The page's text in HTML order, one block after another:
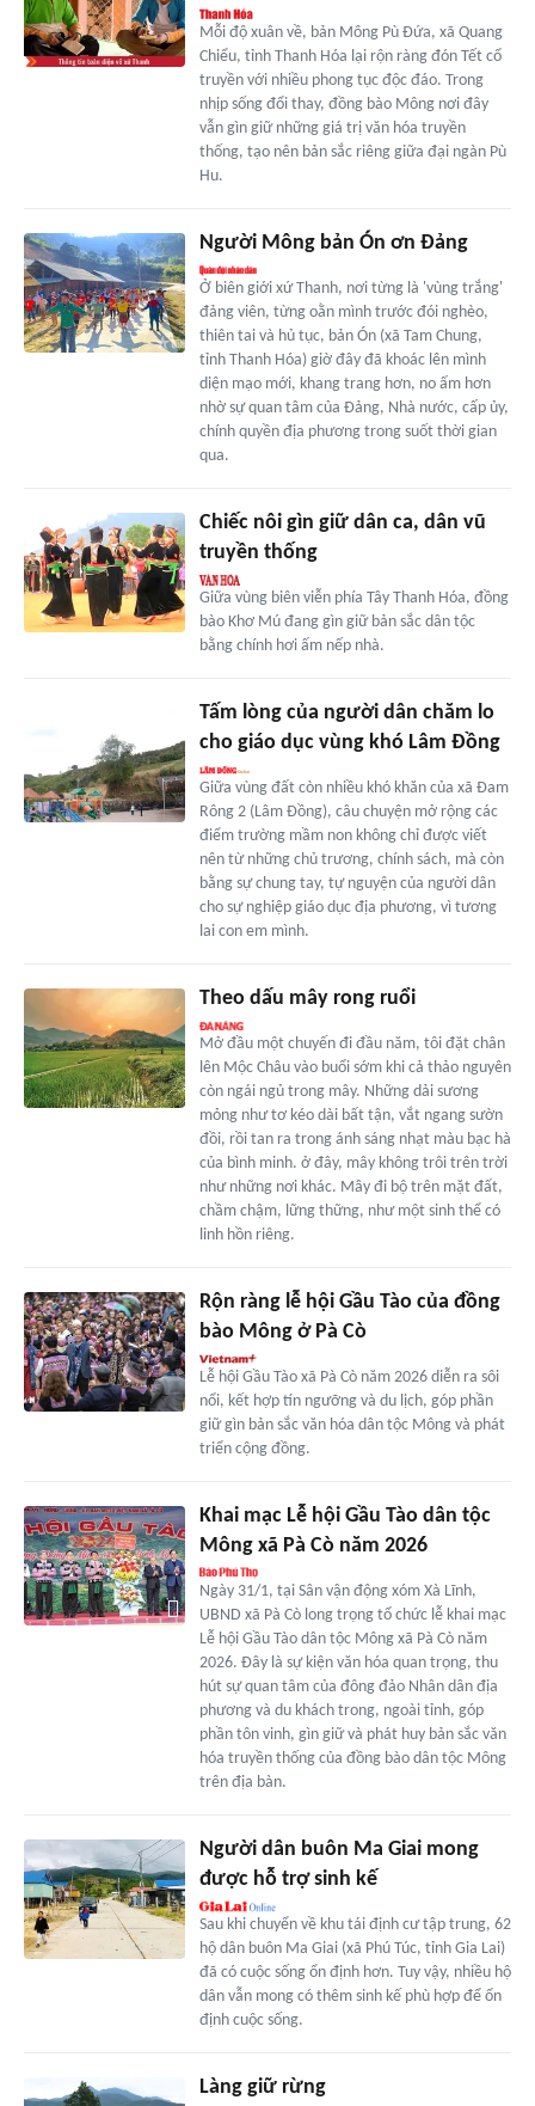
Mỗi độ xuân về, bản Mông Pù Đứa, xã Quang
Chiểu, tỉnh Thanh Hóa lại rộn ràng đón Tết cổ
truyền với nhiều phong tục độc đáo. Trong
nhịp sống đổi thay, đồng bào Mông nơi đây
vẫn gìn giữ những giá trị văn hóa truyền
thống, tạo nên bản sắc riêng giữa đại ngàn Pù
Hu.
Người Mông bản Ón ơn Đảng
Ở biên giới xứ Thanh, nơi từng là 'vùng trắng'
đảng viên, từng oằn mình trước đói nghèo,
thiên tai và hủ tục, bản Ón (xã Tam Chung,
tỉnh Thanh Hóa) giờ đây đã khoác lên mình
diện mạo mới, khang trang hơn, no ấm hơn
nhờ sự quan tâm của Đảng, Nhà nước, cấp ủy,
chính quyền địa phương trong suốt thời gian
qua.
Chiếc nôi gìn giữ dân ca, dân vũ
truyền thống
Giữa vùng biên viễn phía Tây Thanh Hóa, đồng
bào Khơ Mú đang gìn giữ bản sắc dân tộc
bằng chính hơi ấm nếp nhà.
Tấm lòng của người dân chăm lo
cho giáo dục vùng khó Lâm Đồng
Giữa vùng đất còn nhiều khó khăn của xã Đam
Rông 2 (Lâm Đồng), câu chuyện mở rộng các
điểm trường mầm non không chỉ được viết
nên từ những chủ trương, chính sách, mà còn
bằng sự chung tay, tự nguyện của người dân
cho sự nghiệp giáo dục địa phương, vì tương
lai con em mình.
Theo dấu mây rong ruổi
Mở đầu một chuyến đi đầu năm, tôi đặt chân
lên Mộc Châu vào buổi sớm khi cả thảo nguyên
còn ngái ngủ trong mây. Những dải sương
mỏng như tơ kéo dài bất tận, vắt ngang sườn
đồi, rồi tan ra trong ánh sáng nhạt màu bạc hà
của bình minh. ở đây, mây không trôi trên trời
như những nơi khác. Mây đi bộ trên mặt đất,
chầm chậm, lững thững, như một sinh thể có
linh hồn riêng.
Rộn ràng lễ hội Gầu Tào của đồng
bào Mông ở Pà Cò
Lễ hội Gầu Tào xã Pà Cò năm 2026 diễn ra sôi
nổi, kết hợp tín ngưỡng và du lịch, góp phần
giữ gìn bản sắc văn hóa dân tộc Mông và phát
triển cộng đồng.
Khai mạc Lễ hội Gầu Tào dân tộc
Mông xã Pà Cò năm 2026
Ngày 31/1, tại Sân vận động xóm Xà Lĩnh,
UBND xã Pà Cò long trọng tổ chức lễ khai mạc
Lễ hội Gầu Tào dân tộc Mông xã Pà Cò năm
2026. Đây là sự kiện văn hóa quan trọng, thu
hút sự quan tâm của đông đảo Nhân dân địa
phương và du khách trong, ngoài tỉnh, góp
phần tôn vinh, gìn giữ và phát huy bản sắc văn
hóa truyền thống của đồng bào dân tộc Mông
trên địa bàn.
Người dân buôn Ma Giai mong
được hỗ trợ sinh kế
Sau khi chuyển về khu tái định cư tập trung, 62
hộ dân buôn Ma Giai (xã Phú Túc, tỉnh Gia Lai)
đã có cuộc sống ổn định hơn. Tuy vậy, nhiều hộ
dân vẫn mong có thêm sinh kế phù hợp để ổn
định cuộc sống.
Làng giữ rừng